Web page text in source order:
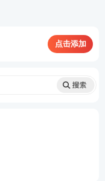
学位，从事安全
点击添加